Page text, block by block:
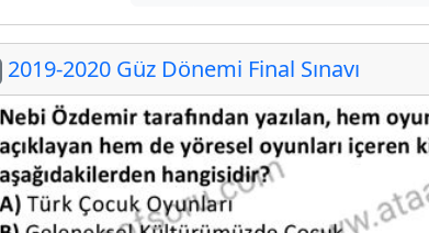
2019-2020 Güz Dönemi Final Sınavı